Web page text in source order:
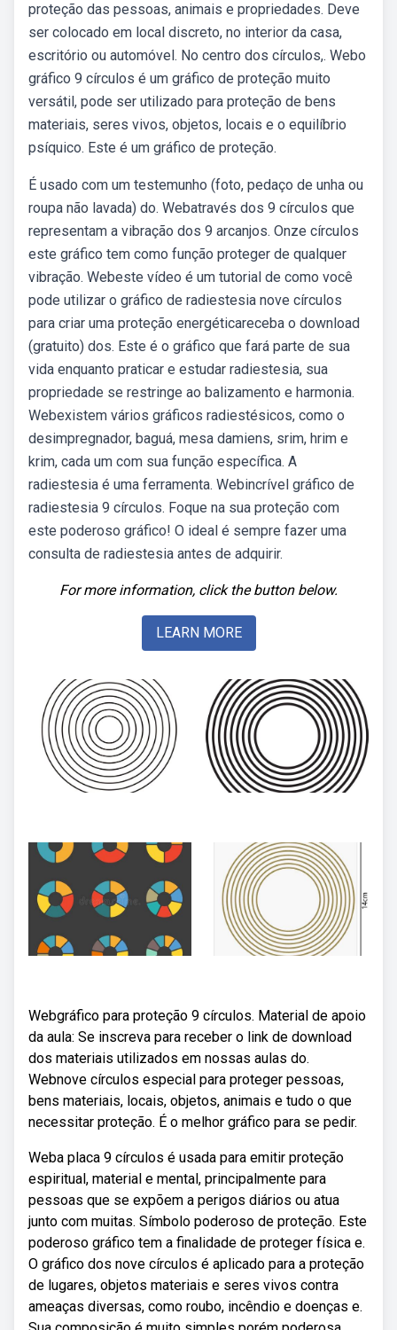
proteção das pessoas, animais e propriedades. Deve
ser colocado em local discreto, no interior da casa,
escritório ou automóvel. No centro dos círculos,. Webo
gráfico 9 círculos é um gráfico de proteção muito
versátil, pode ser utilizado para proteção de bens
materiais, seres vivos, objetos, locais e o equilíbrio
psíquico. Este é um gráfico de proteção.
É usado com um testemunho (foto, pedaço de unha ou
roupa não lavada) do. Webatravés dos 9 círculos que
representam a vibração dos 9 arcanjos. Onze círculos
este gráfico tem como função proteger de qualquer
vibração. Webeste vídeo é um tutorial de como você
pode utilizar o gráfico de radiestesia nove círculos
para criar uma proteção energéticareceba o download
(gratuito) dos. Este é o gráfico que fará parte de sua
vida enquanto praticar e estudar radiestesia, sua
propriedade se restringe ao balizamento e harmonia.
Webexistem vários gráficos radiestésicos, como o
desimpregnador, baguá, mesa damiens, srim, hrim e
krim, cada um com sua função específica. A
radiestesia é uma ferramenta. Webincrível gráfico de
radiestesia 9 círculos. Foque na sua proteção com
este poderoso gráfico! O ideal é sempre fazer uma
consulta de radiestesia antes de adquirir.
For more information, click the button below.
LEARN MORE
Webgráfico para proteção 9 círculos. Material de apoio
da aula: Se inscreva para receber o link de download
dos materiais utilizados em nossas aulas do.
Webnove círculos especial para proteger pessoas,
bens materiais, locais, objetos, animais e tudo o que
necessitar proteção. É o melhor gráfico para se pedir.
Weba placa 9 círculos é usada para emitir proteção
espiritual, material e mental, principalmente para
pessoas que se expõem a perigos diários ou atua
junto com muitas. Símbolo poderoso de proteção. Este
poderoso gráfico tem a finalidade de proteger física e.
O gráfico dos nove círculos é aplicado para a proteção
de lugares, objetos materiais e seres vivos contra
ameaças diversas, como roubo, incêndio e doenças e.